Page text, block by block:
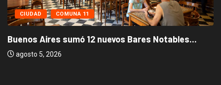
CIUDAD COMUNA 11
Buenos Aires sumó 12 nuevos Bares Notables...
agosto 5, 2026